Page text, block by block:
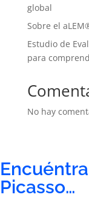
global
Sobre el
Estudio de
para
No hay
Picasso…